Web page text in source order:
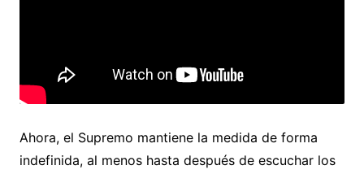
Ahora, el Supremo mantiene la medida de forma
indefinida, al menos hasta después de escuchar los